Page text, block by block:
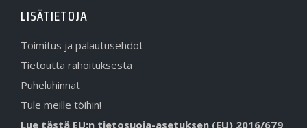
LISÄTIETOJA
Toimitus ja palautusehdot
Tietoutta rahoituksesta
Puheluhinnat
Tule meille töihin!
Lue tästä EU:n tietosuoja-asetuksen (EU) 2016/679